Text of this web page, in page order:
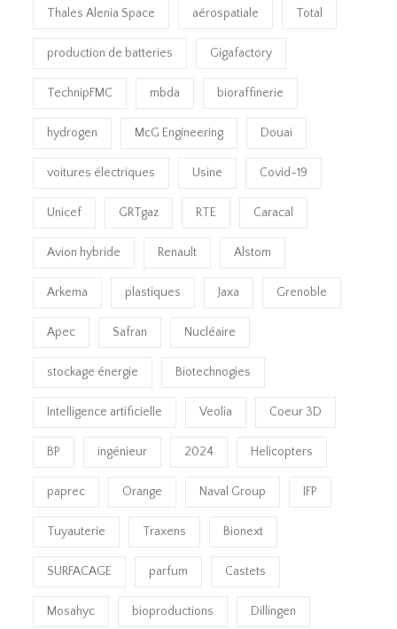
Thales Alenia Space aérospatiale Total
production de batteries Gigafactory
TechnipFMC mbda bioraffinerie
hydrogen McG Engineering Douai
voitures électriques Usine Covid-19
Unicef GRTgaz RTE Caracal
Avion hybride Renault Alstom
Arkema plastiques Jaxa Grenoble
Apec Safran Nucléaire
stockage énergie Biotechnogies
Intelligence artificielle Veolia Coeur 3D
BP ingénieur 2024 Helicopters
paprec Orange Naval Group IFP
Tuyauterie Traxens Bionext
SURFACAGE parfum Castets
Mosahyc bioproductions Dillingen